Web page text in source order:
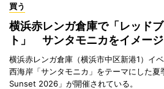
買う
横浜赤レンガ倉庫で「レッド
ト」 サンタモニカをイメー
横浜赤レンガ倉庫（横浜市中区新港1）イ
西海岸「サンタモニカ」をテーマにした
Sunset 2026」が開催されている。